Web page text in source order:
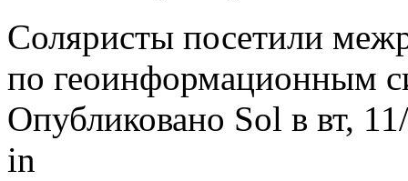
Соляристы посетили
по геоинформационным
Опубликовано Sol в вт,
in